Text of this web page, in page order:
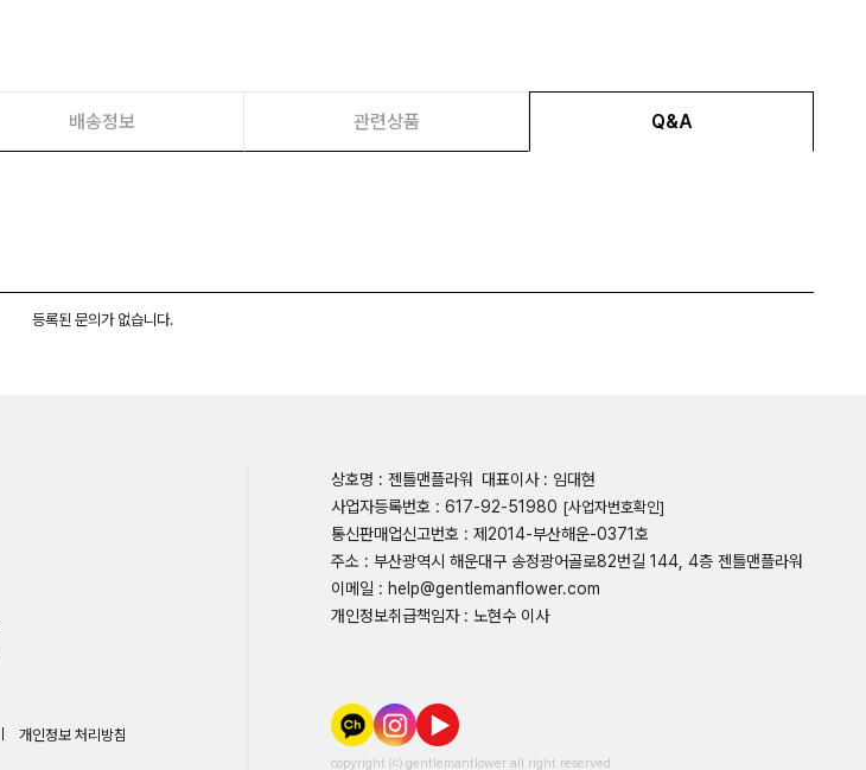
배송정보 관련상품 Q&A
등록된 문의가 없습니다.
개인정보 처리방침
상호명 : 젠틀맨플라워 대표이사 : 임대현
사업자등록번호 : 617-92-51980 [사업자번호확인]
통신판매업신고번호 : 제2014-부산해운-0371호
주소 : 부산광역시 해운대구 송정광어골로82번길 144, 4층 젠틀맨플라워
이메일 : help@gentlemanflower.com
개인정보취급책임자 : 노현수 이사
copyright ⒞ gentlemanflower all right reserved